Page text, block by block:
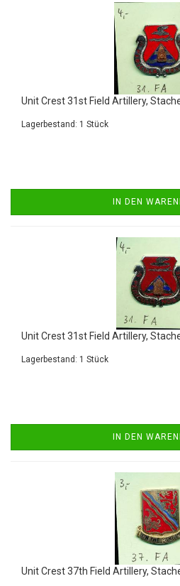
Unit Crest 31st Field Artillery,
Lagerbestand: 1 Stück
IN DEN
Unit Crest 31st Field Artillery,
Lagerbestand: 1 Stück
IN DEN
Unit Crest 37th Field Artillery,